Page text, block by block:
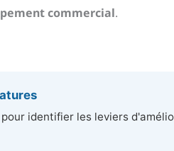
commercial.
identifier les leviers